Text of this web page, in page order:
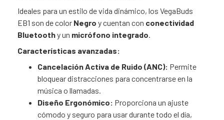
Ideales para un estilo de vida dinámico, los VegaBuds
EB1 son de color Negro y cuentan con conectividad
Bluetoothy un micrófono integrado.
Características avanzadas:
Cancelación Activa de Ruido (ANC): Permite
bloquear distracciones para concentrarse en la
música o llamadas.
Diseño Ergonómico: Proporciona un ajuste
cómodo y seguro para usar durante todo el día,